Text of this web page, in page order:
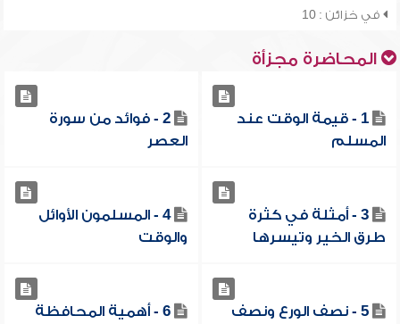
في خزائن : 10
المحاضرة مجزأة
1 - قيمة الوقت عند
المسلم
2 - فوائد من سورة
العصر
3 - أمثلة في كثرة
طرق الخير وتيسرها
4 - المسلمون الأوائل
والوقت
5 - نصف الورع ونصف
6 - أهمية المحافظة